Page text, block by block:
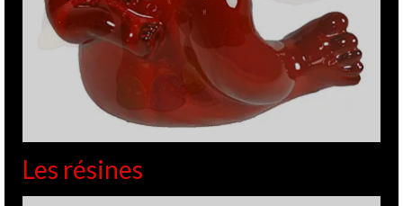
Les résines